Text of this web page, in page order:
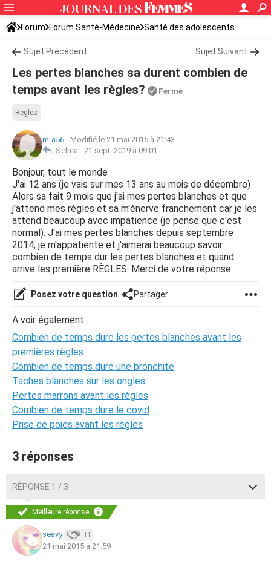
Forum Forum Santé-Médecine Santé des adolescents
Sujet Précédent Sujet Suivant
Les pertes blanches sa durent combien de
temps avant les règles?
Fermé
Regles
m-a56 - Modifié le 21 mai 2015 à 21:43
Selma - 21 sept. 2019 à 09:01
Bonjour, tout le monde
J'ai 12 ans (je vais sur mes 13 ans au mois de décembre)
Alors sa fait 9 mois que j'ai mes pertes blanches et que
j'attend mes règles et sa m'énerve franchement car je les
attend beaucoup avec impatience (je pense que c'est
normal). J'ai mes pertes blanches depuis septembre
2014, je m'appatiente et j'aimerai beaucoup savoir
combien de temps dur les pertes blanches et quand
arrive les première RÈGLES. Merci de votre réponse
Posez votre question Partager
A voir également:
Combien de temps dure les pertes blanches avant les
premières règles
Combien de temps dure une bronchite
Taches blanches sur les ongles
Pertes marrons avant les règles
Combien de temps dure le covid
Prise de poids avant les règles
3 réponses
RÉPONSE 1 / 3
Meilleure réponse
seavy 11
21 mai 2015 à 21:59